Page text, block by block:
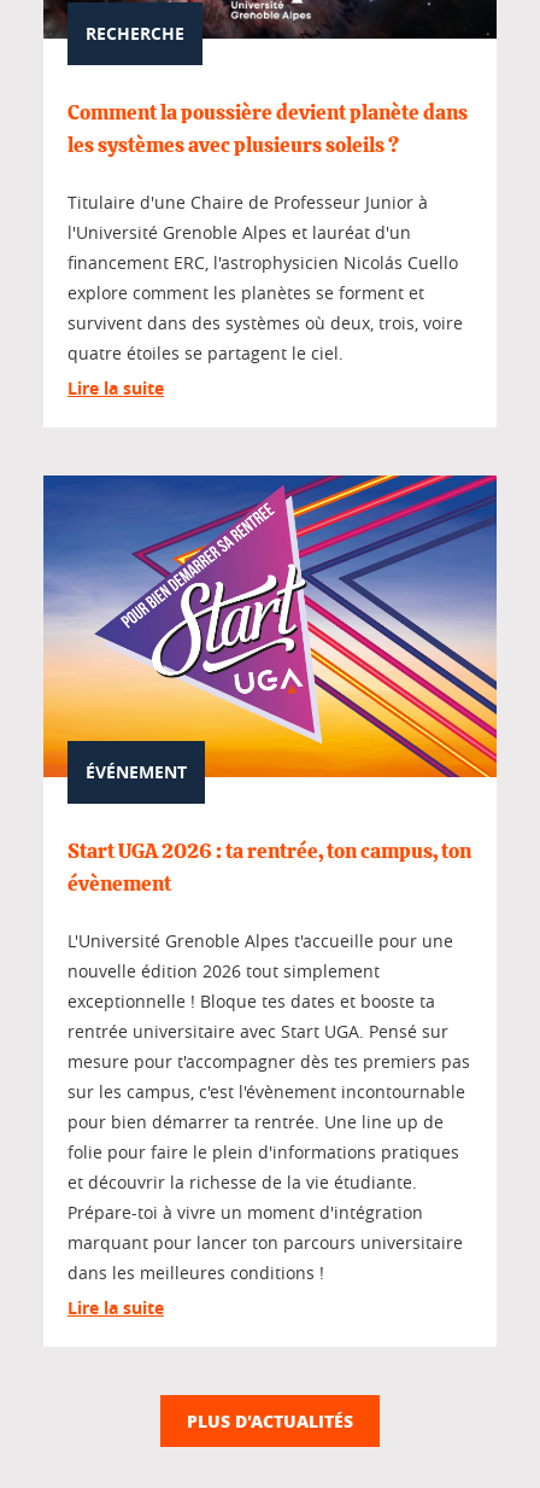
RECHERCHE
Comment la poussière devient planète dans
les systèmes avec plusieurs soleils ?
Titulaire d'une Chaire de Professeur Junior à
l'Université Grenoble Alpes et lauréat d'un
financement ERC, l'astrophysicien Nicolás Cuello
explore comment les planètes se forment et
survivent dans des systèmes où deux, trois, voire
quatre étoiles se partagent le ciel.
Lire la suite
ÉVÉNEMENT
Start UGA 2026 : ta rentrée, ton campus, ton
évènement
L'Université Grenoble Alpes t'accueille pour une
nouvelle édition 2026 tout simplement
exceptionnelle ! Bloque tes dates et booste ta
rentrée universitaire avec Start UGA. Pensé sur
mesure pour t'accompagner dès tes premiers pas
sur les campus, c'est l'évènement incontournable
pour bien démarrer ta rentrée. Une line up de
folie pour faire le plein d'informations pratiques
et découvrir la richesse de la vie étudiante.
Prépare-toi à vivre un moment d'intégration
marquant pour lancer ton parcours universitaire
dans les meilleures conditions !
Lire la suite
PLUS D'ACTUALITÉS